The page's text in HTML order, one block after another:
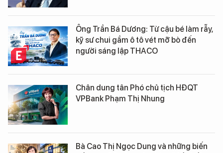
Ông Trần Bá Dương: Từ cậu bé làm rẫy,
kỹ sư chui gầm ô tô vét mỡ bò đến
người sáng lập THACO
Chân dung tân Phó chủ tịch HĐQT
VPBank Phạm Thị Nhung
Bà Cao Thị Ngọc Dung và những biến